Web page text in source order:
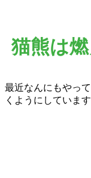
猫熊は
最近なんにもやっ
くようにしています